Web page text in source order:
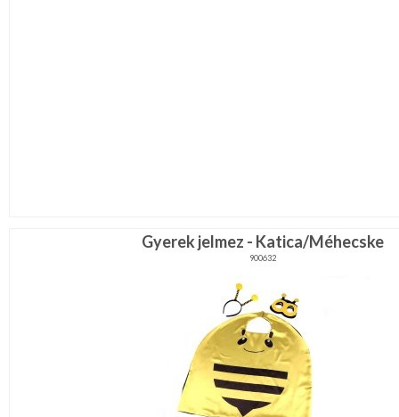
Gyerek jelmez - Katica/Méhecske
900632